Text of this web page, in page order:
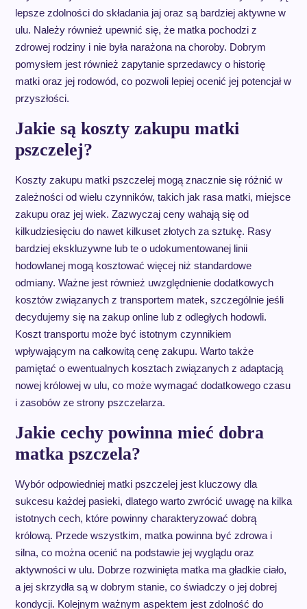
lepsze zdolności do składania jaj oraz są bardziej aktywne w
ulu. Należy również upewnić się, że matka pochodzi z
zdrowej rodziny i nie była narażona na choroby. Dobrym
pomysłem jest również zapytanie sprzedawcy o historię
matki oraz jej rodowód, co pozwoli lepiej ocenić jej potencjał w
przyszłości.
Jakie są koszty zakupu matki
pszczelej?
Koszty zakupu matki pszczelej mogą znacznie się różnić w
zależności od wielu czynników, takich jak rasa matki, miejsce
zakupu oraz jej wiek. Zazwyczaj ceny wahają się od
kilkudziesięciu do nawet kilkuset złotych za sztukę. Rasy
bardziej ekskluzywne lub te o udokumentowanej linii
hodowlanej mogą kosztować więcej niż standardowe
odmiany. Ważne jest również uwzględnienie dodatkowych
kosztów związanych z transportem matek, szczególnie jeśli
decydujemy się na zakup online lub z odległych hodowli.
Koszt transportu może być istotnym czynnikiem
wpływającym na całkowitą cenę zakupu. Warto także
pamiętać o ewentualnych kosztach związanych z adaptacją
nowej królowej w ulu, co może wymagać dodatkowego czasu
i zasobów ze strony pszczelarza.
Jakie cechy powinna mieć dobra
matka pszczela?
Wybór odpowiedniej matki pszczelej jest kluczowy dla
sukcesu każdej pasieki, dlatego warto zwrócić uwagę na kilka
istotnych cech, które powinny charakteryzować dobrą
królową. Przede wszystkim, matka powinna być zdrowa i
silna, co można ocenić na podstawie jej wyglądu oraz
aktywności w ulu. Dobrze rozwinięta matka ma gładkie ciało,
a jej skrzydła są w dobrym stanie, co świadczy o jej dobrej
kondycji. Kolejnym ważnym aspektem jest zdolność do